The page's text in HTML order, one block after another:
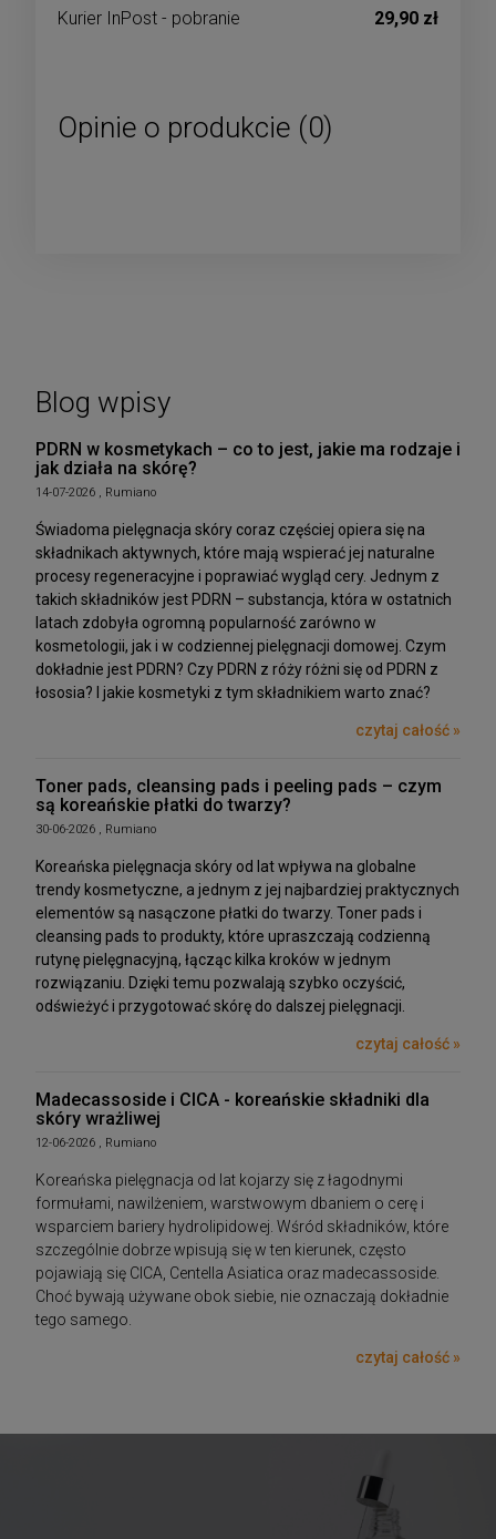
Kurier InPost - pobranie 29,90 zł
Opinie o produkcie (0)
Blog wpisy
PDRN w kosmetykach – co to jest, jakie ma rodzaje i
jak działa na skórę?
14-07-2026 , Rumiano
Świadoma pielęgnacja skóry coraz częściej opiera się na
składnikach aktywnych, które mają wspierać jej naturalne
procesy regeneracyjne i poprawiać wygląd cery. Jednym z
takich składników jest PDRN – substancja, która w ostatnich
latach zdobyła ogromną popularność zarówno w
kosmetologii, jak i w codziennej pielęgnacji domowej. Czym
dokładnie jest PDRN? Czy PDRN z róży różni się od PDRN z
łososia? I jakie kosmetyki z tym składnikiem warto znać?
czytaj całość »
Toner pads, cleansing pads i peeling pads – czym
są koreańskie płatki do twarzy?
30-06-2026 , Rumiano
Koreańska pielęgnacja skóry od lat wpływa na globalne
trendy kosmetyczne, a jednym z jej najbardziej praktycznych
elementów są nasączone płatki do twarzy. Toner pads i
cleansing pads to produkty, które upraszczają codzienną
rutynę pielęgnacyjną, łącząc kilka kroków w jednym
rozwiązaniu. Dzięki temu pozwalają szybko oczyścić,
odświeżyć i przygotować skórę do dalszej pielęgnacji.
czytaj całość »
Madecassoside i CICA - koreańskie składniki dla
skóry wrażliwej
12-06-2026 , Rumiano
Koreańska pielęgnacja od lat kojarzy się z łagodnymi
formułami, nawilżeniem, warstwowym dbaniem o cerę i
wsparciem bariery hydrolipidowej. Wśród składników, które
szczególnie dobrze wpisują się w ten kierunek, często
pojawiają się CICA, Centella Asiatica oraz madecassoside.
Choć bywają używane obok siebie, nie oznaczają dokładnie
tego samego.
czytaj całość »